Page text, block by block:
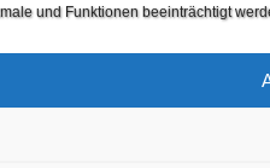
und Funktionen beeinträchtigt